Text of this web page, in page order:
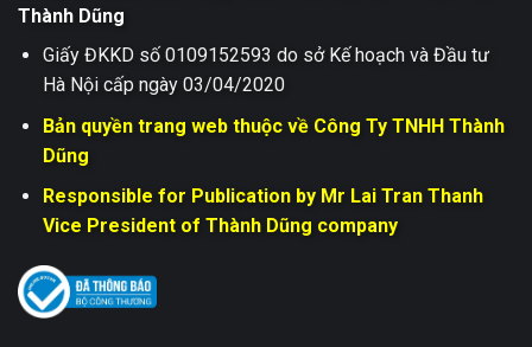
Thành Dũng
Giấy ĐKKD số 0109152593 do sở Kế hoạch và Đầu tư
Hà Nội cấp ngày 03/04/2020
Bản quyền trang web thuộc về Công Ty TNHH Thành
Dũng
Responsible for Publication by Mr Lai Tran Thanh
Vice President of Thành Dũng company